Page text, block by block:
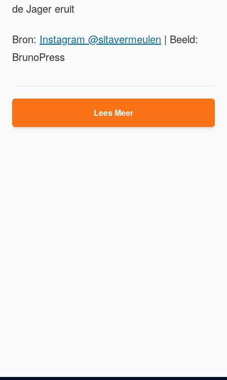
de Jager eruit
Bron: Instagram @sitavermeulen | Beeld:
BrunoPress
Lees Meer